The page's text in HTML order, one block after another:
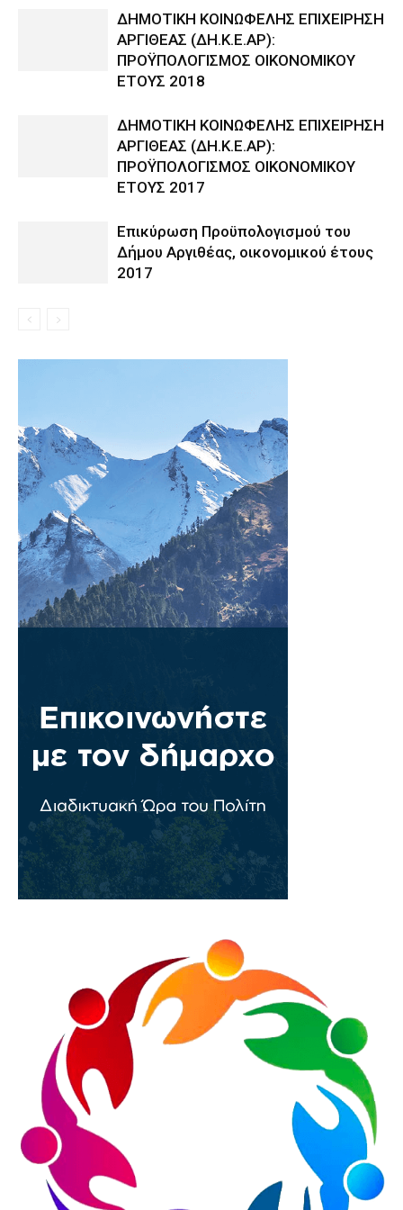
ΔΗΜΟΤΙΚΗ ΚΟΙΝΩΦΕΛΗΣ ΕΠΙΧΕΙΡΗΣΗ
ΑΡΓΙΘΕΑΣ (ΔΗ.Κ.Ε.ΑΡ):
ΠΡΟΫΠΟΛΟΓΙΣΜΟΣ ΟΙΚΟΝΟΜΙΚΟΥ
ΕΤΟΥΣ 2018
ΔΗΜΟΤΙΚΗ ΚΟΙΝΩΦΕΛΗΣ ΕΠΙΧΕΙΡΗΣΗ
ΑΡΓΙΘΕΑΣ (ΔΗ.Κ.Ε.ΑΡ):
ΠΡΟΫΠΟΛΟΓΙΣΜΟΣ ΟΙΚΟΝΟΜΙΚΟΥ
ΕΤΟΥΣ 2017
Επικύρωση Προϋπολογισμού του
Δήμου Αργιθέας, οικονομικού έτους
2017